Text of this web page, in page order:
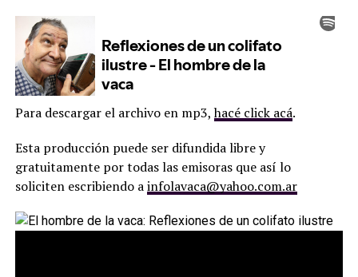
Para descargar el archivo en mp3,hacé click acá.
Esta producción puede ser difundida libre y
gratuitamente por todas las emisoras que así lo
soliciten escribiendo ainfolavaca@yahoo.com.ar